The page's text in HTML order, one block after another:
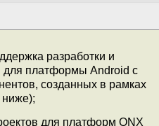
разработки и
для платформы Android с
созданных в рамках
ниже);
для платформ QNX